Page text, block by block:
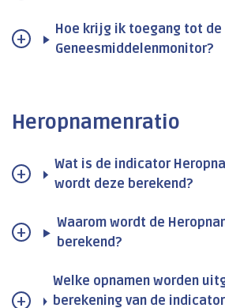
Hoe krijg ik toegang tot de
Geneesmiddelenmonitor?
Heropnamenratio
Wat is de indicator
wordt deze berekend?
Waarom wordt de
berekend?
Welke opnamen worden
berekening van de indicator